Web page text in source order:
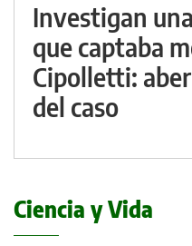
Investigan
que captaba
Cipolletti:
del caso
Ciencia y Vida